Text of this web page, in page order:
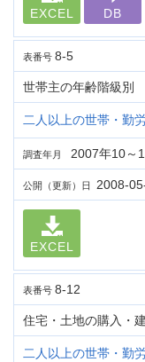
EXCEL DB
表番号 8-5
世帯主の年齢階級別
二人以上の世帯・勤
調査年月 2007年10～
公開（更新）日 2008-
EXCEL
表番号 8-12
住宅・土地の購入・
二人以上の世帯・勤